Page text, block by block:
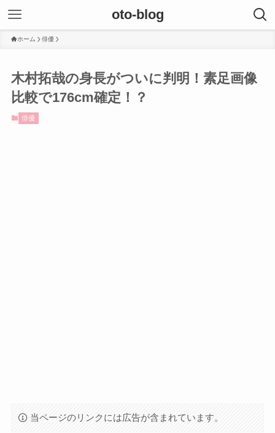
oto-blog
ホーム 俳優
木村拓哉の身長がついに判明！素足画像
比較で176cm確定！？
俳優
当ページのリンクには広告が含まれています。